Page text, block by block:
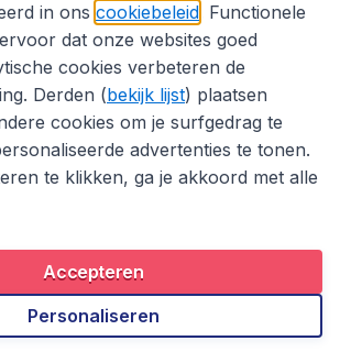
incl. belastingen en toeslagen, excl.
in
Wellington
in ons cookiebeleid . Functionele
dat onze websites goed
cookies verbeteren de
Derden (bekijk lijst) plaatsen
cookies om je surfgedrag te
advertenties te tonen.
te klikken, ga je akkoord met alle
Accepteren
Personaliseren